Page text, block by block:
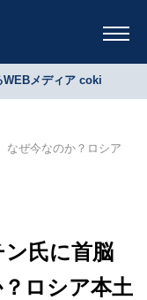
WEBメディア coki
ぜ今なのか？ロシア
氏に首脳
ロシア本土